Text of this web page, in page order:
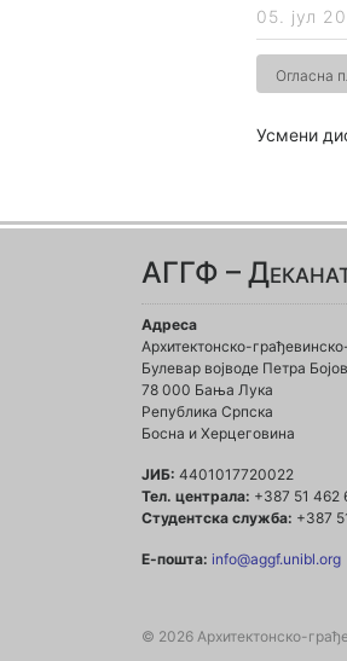
05. јул
Огласна
Усмени
АГГФ –
Адреса
Архитектонско-
Булевар војводе Петра
78 000 Бања Лука
Република Српска
Босна и Херцеговина
ЈИБ: 4401017720022
Тел. централа: +387 51 462
Студентска служба: +387
Е-пошта: info@aggf.unibl.org
© 2026 Архитектонско-